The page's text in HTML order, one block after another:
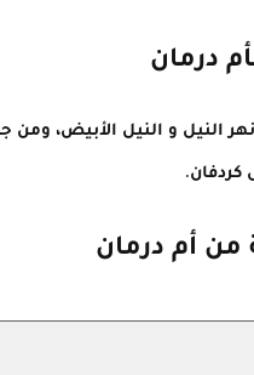
درمان
النيل و النيل الأبيض، ومن
كردفان.
من أم درمان